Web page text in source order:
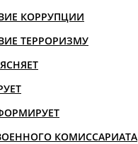
КОРРУПЦИИ
ТЕРРОРИЗМУ
КОМИССАРИАТА